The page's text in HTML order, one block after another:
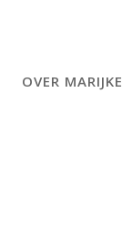
OVER MARIJKE